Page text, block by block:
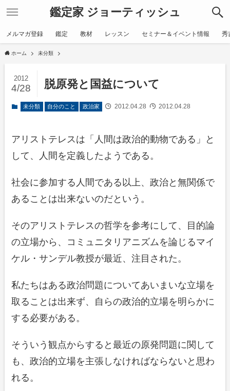
鑑定家 ジョーティッシュ
メルマガ登録 鑑定 教材 レッスン セミナー＆イベント情報 秀
ホーム 未分類
脱原発と国益について
2012
4/28
未分類 自分のこと 政治家 2012.04.28 2012.04.28
アリストテレスは「人間は政治的動物である」と
して、人間を定義したようである。
社会に参加する人間である以上、政治と無関係で
あることは出来ないのだという。
そのアリストテレスの哲学を参考にして、目的論
の立場から、コミュニタリアニズムを論じるマイ
ケル・サンデル教授が最近、注目された。
私たちはある政治問題についてあいまいな立場を
取ることは出来ず、自らの政治的立場を明らかに
する必要がある。
そういう観点からすると最近の原発問題に関して
も、政治的立場を主張しなければならないと思わ
れる。